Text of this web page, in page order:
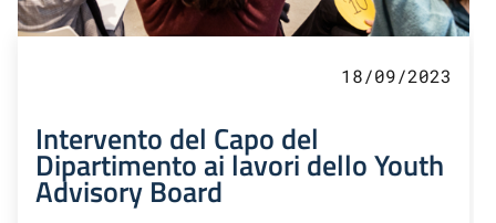
18/09/2023
Intervento del Capo del
Dipartimento ai lavori dello Youth
Advisory Board